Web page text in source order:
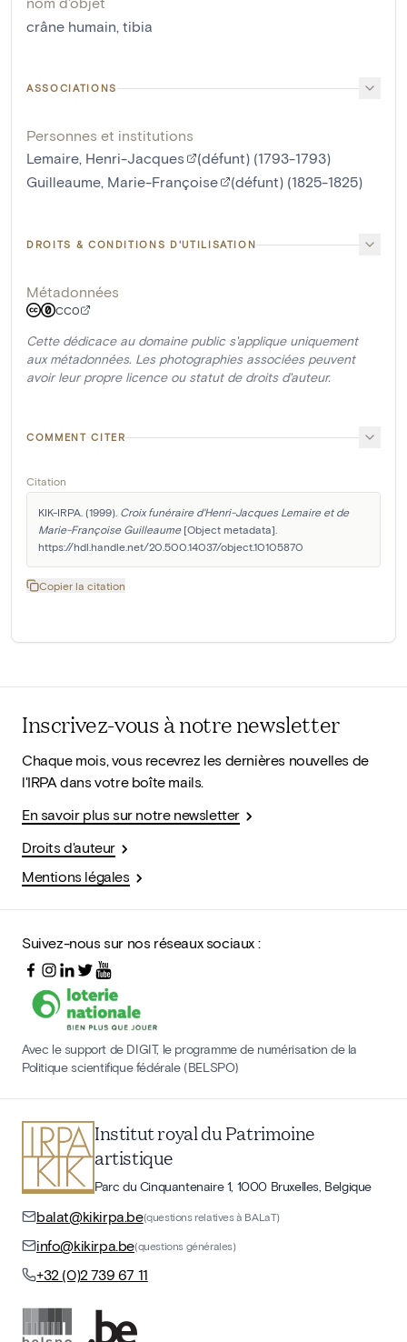
crâne humain, tibia
ASSOCIATIONS
Personnes et institutions
Lemaire, Henri-Jacques
(défunt) (1793-1793)
Guilleaume, Marie-Françoise
(défunt) (1825-1825)
DROITS & CONDITIONS D'UTILISATION
Métadonnées
CC0
Cette dédicace au domaine public s'applique uniquement
aux métadonnées. Les photographies associées peuvent
avoir leur propre licence ou statut de droits d'auteur.
COMMENT CITER
Citation
KIK-IRPA. (1999). Croix funéraire d'Henri-Jacques Lemaire et de
Marie-Françoise Guilleaume [Object metadata].
https://hdl.handle.net/20.500.14037/object.10105870
Copier la citation
Inscrivez-vous à notre newsletter
Chaque mois, vous recevrez les dernières nouvelles de
l'IRPA dans votre boîte mails.
En savoir plus sur notre newsletter
Droits d'auteur
Mentions légales
Suivez-nous sur nos réseaux sociaux :
Avec le support de DIGIT, le programme de numérisation de la
Politique scientifique fédérale (BELSPO)
Institut royal du Patrimoine
artistique
Parc du Cinquantenaire 1, 1000 Bruxelles, Belgique
balat@kikirpa.be(questions relatives à BALaT)
info@kikirpa.be(questions générales)
+32 (0)2 739 67 11